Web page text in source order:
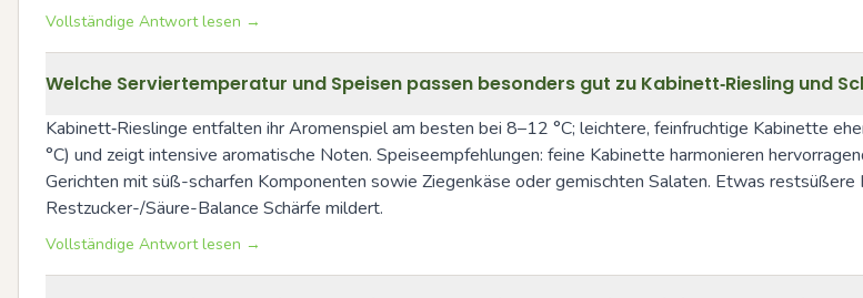
Vollständige Antwort lesen →
Welche Serviertemperatur und Speisen passen besonders gut zu Kabinett‑Riesling und
Kabinett‑Rieslinge entfalten ihr Aromenspiel am besten bei 8–12 °C; leichtere, feinfruchtige Kabinette
°C) und zeigt intensive aromatische Noten. Speiseempfehlungen: feine Kabinette harmonieren
Gerichten mit süß-scharfen Komponenten sowie Ziegenkäse oder gemischten Salaten. Etwas
Restzucker-/Säure-Balance Schärfe mildert.
Vollständige Antwort lesen →